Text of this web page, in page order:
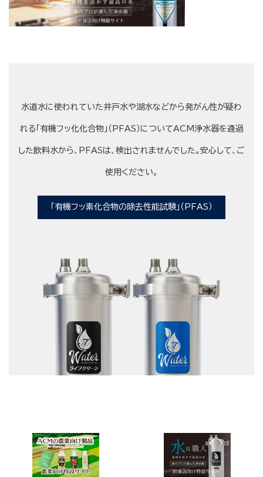
水道水に使われていた井戸水や湖水などから発がん性が疑わ
れる「有機フッ化化合物」（PFAS）についてACM浄水器を通過
した飲料水から、PFASは、検出されませんでした。安心して、ご
使用ください。
「有機フッ素化合物の除去性能試験」（PFAS）